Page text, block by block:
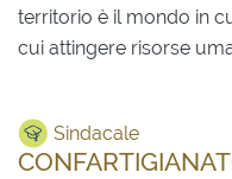
territorio è il mondo in
cui attingere risorse
Sindacale